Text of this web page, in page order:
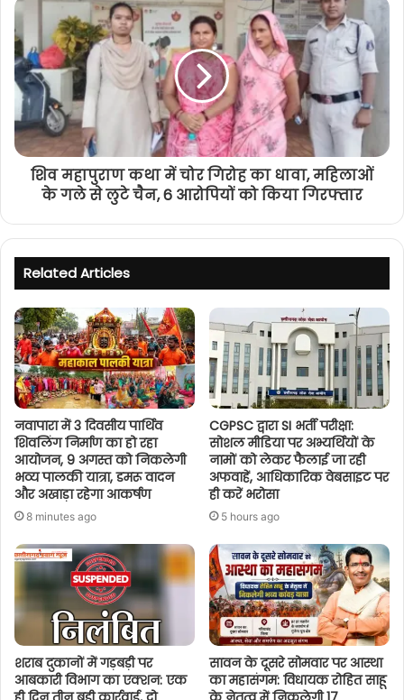
शिव महापुराण कथा में चोर गिरोह का धावा, महिलाओं
के गले से लुटे चैन, 6 आरोपियों को किया गिरफ्तार
Related Articles
नवापारा में 3 दिवसीय पार्थिव
शिवलिंग निर्माण का हो रहा
आयोजन, 9 अगस्त को निकलेगी
भव्य पालकी यात्रा, डमरू वादन
और अखाड़ा रहेगा आकर्षण
8 minutes ago
CGPSC द्वारा SI भर्ती परीक्षा:
सोशल मीडिया पर अभ्यर्थियों के
नामों को लेकर फैलाई जा रही
अफवाहें, आधिकारिक वेबसाइट पर
ही करें भरोसा
5 hours ago
शराब दुकानों में गड़बड़ी पर
आबकारी विभाग का एक्शन: एक
सावन के दूसरे सोमवार पर आस्था
का महासंगम: विधायक रोहित साहू